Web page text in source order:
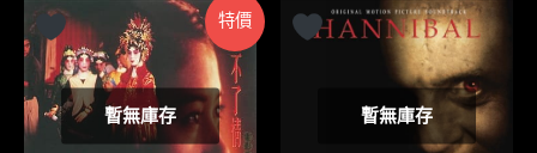
特價
暫無庫存 暫無庫存